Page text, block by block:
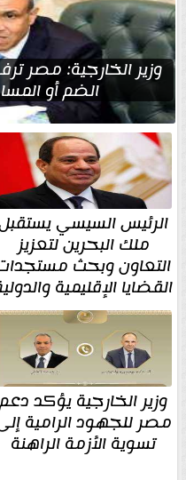
وزير الخارجية: مصر
الضم أو
الرئيس السيسي
ملك البحرين لتعزيز
التعاون وبحث
القضايا الإقليمية
وزير الخارجية يؤكد دعم
مصر للجهود الرامية
تسوية الأزمة الراهنة